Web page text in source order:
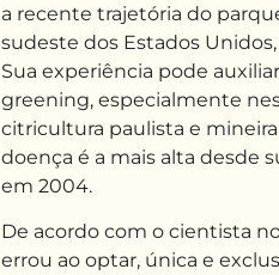
a recente trajetória do
sudes­te dos Estados
Sua experiência pode
greening, especialmente
citricultura paulista e
doença é a mais alta desde
em 2004.
De acordo com o cientista
errou ao optar, única e